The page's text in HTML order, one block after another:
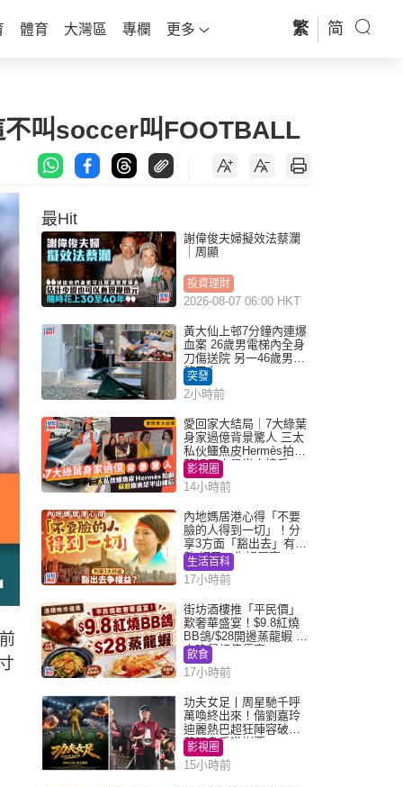
體育 大灣區 專欄 更多 繁 简
不叫soccer叫FOOTBALL
最Hit
謝偉俊夫婦擬效法蔡瀾
｜周顯
投資理財
2026-08-07 06:00 HKT
黃大仙上邨7分鐘內連爆
血案 26歲男電梯內全身
刀傷送院 另一46歲男倒
斃平台
突發
2小時前
愛回家大結局｜7大綠葉
身家過億背景驚人 三太
私伙鱷魚皮Hermès拍劇
蘇姐原來是半山樓后
影視圈
14小時前
內地媽居港心得「不要
臉的人得到一切」！分
享3方面「豁出去」有著
數 網民：你好厲害
生活百科
17小時前
街坊酒樓推「平民價」
歎奢華盛宴！$9.8紅燒
BB鴿/$28開邊蒸龍蝦 3
大晚餐超值優惠
飲食
17小時前
功夫女足丨周星馳千呼
萬喚終出來！偕劉嘉玲
迪麗熱巴超狂陣容破天
荒現身香港謝票
影視圈
15小時前